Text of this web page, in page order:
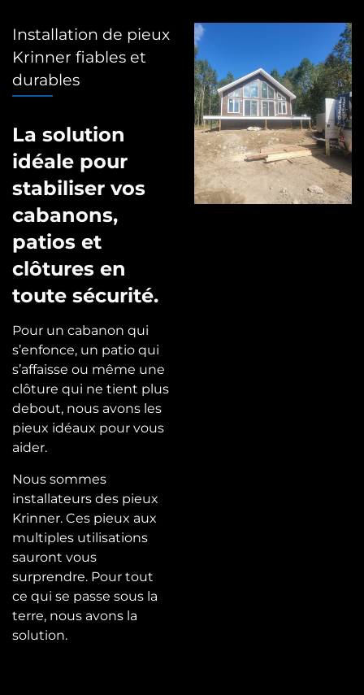
Installation de pieux
Krinner fiables et
durables
La solution
idéale pour
stabiliser vos
cabanons,
patios et
clôtures en
toute sécurité.
Pour un cabanon qui
s’enfonce, un patio qui
s’affaisse ou même une
clôture qui ne tient plus
debout, nous avons les
pieux idéaux pour vous
aider.
Nous sommes
installateurs des pieux
Krinner. Ces pieux aux
multiples utilisations
sauront vous
surprendre. Pour tout
ce qui se passe sous la
terre, nous avons la
solution.